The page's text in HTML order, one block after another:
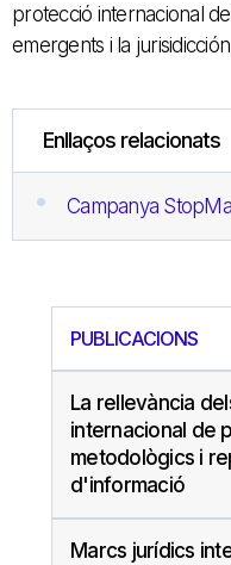
protecció internacional
emergents i la
Enllaços relacionats
Campanya
PUBLICACIONS
La rellevància
internacional de
metodològics i
d'informació
Marcs jurídics